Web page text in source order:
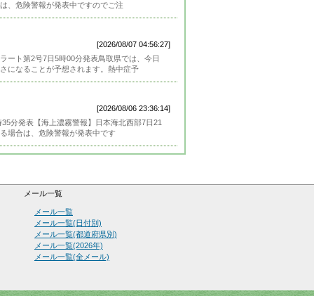
、危険警報が発表中ですのでご注
[2026/08/07 04:56:27]
ート第2号7日5時00分発表鳥取県では、今日
になることが予想されます。熱中症予
[2026/08/06 23:36:14]
分発表【海上濃霧警報】日本海北西部7日21
場合は、危険警報が発表中です
メール一覧
メール一覧
メール一覧(日付別)
メール一覧(都道府県別)
メール一覧(2026年)
メール一覧(全メール)